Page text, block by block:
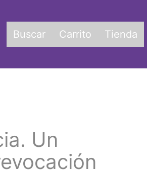
Buscar Carrito Tienda
Un